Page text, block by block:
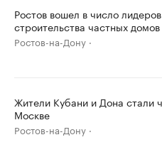
Ростов вошел в число
строительства частных домов
Ростов-на-Дону
Жители Кубани и Дона стали
Москве
Ростов-на-Дону